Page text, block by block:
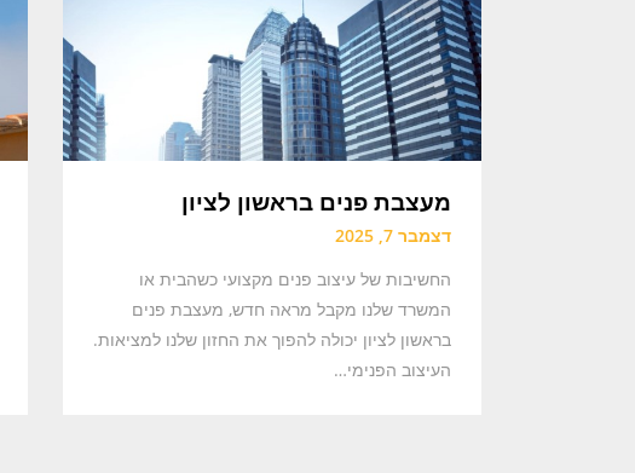
מעצבת פנים בראשון לציון
דצמבר 7, 2025
החשיבות של עיצוב פנים מקצועי כשהבית או
המשרד שלנו מקבל מראה חדש, מעצבת פנים
בראשון לציון יכולה להפוך את החזון שלנו למציאות.
העיצוב הפנימי…